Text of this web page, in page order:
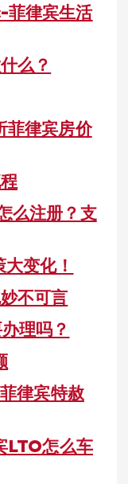
菲律宾生活
么？
菲律宾房价
么注册？支
变化！
不可言
理吗？
律宾特赦
LTO怎么车